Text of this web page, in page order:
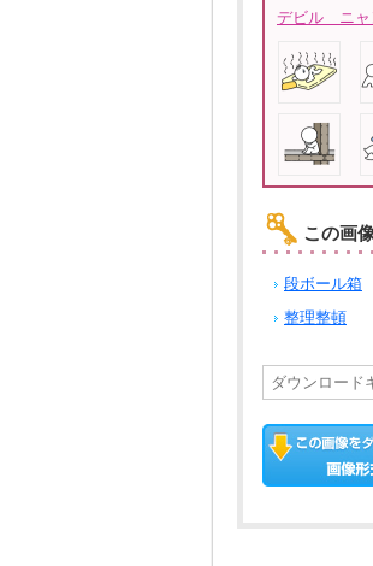
デビル ニャ
この画
段ボール箱
整理整頓